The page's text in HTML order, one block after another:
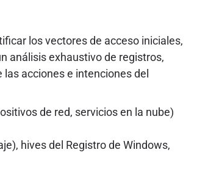
los vectores de acceso iniciales,
análisis exhaustivo de registros,
acciones e intenciones del
de red, servicios en la nube)
hives del Registro de Windows,